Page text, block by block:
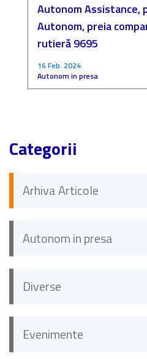
Autonom Assistance,
Autonom, preia
rutieră 9695
16 Feb. 2024
Autonom in presa
Categorii
Arhiva Articole
Autonom in presa
Diverse
Evenimente